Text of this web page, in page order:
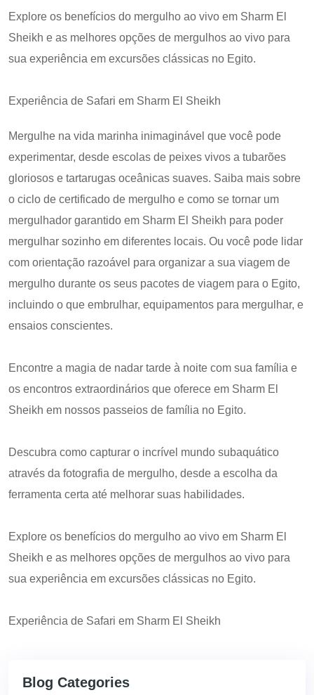
Explore os benefícios do mergulho ao vivo em Sharm El
Sheikh e as melhores opções de mergulhos ao vivo para
sua experiência em excursões clássicas no Egito.
Experiência de Safari em Sharm El Sheikh
Mergulhe na vida marinha inimaginável que você pode
experimentar, desde escolas de peixes vivos a tubarões
gloriosos e tartarugas oceânicas suaves. Saiba mais sobre
o ciclo de certificado de mergulho e como se tornar um
mergulhador garantido em Sharm El Sheikh para poder
mergulhar sozinho em diferentes locais. Ou você pode lidar
com orientação razoável para organizar a sua viagem de
mergulho durante os seus pacotes de viagem para o Egito,
incluindo o que embrulhar, equipamentos para mergulhar, e
ensaios conscientes.
Encontre a magia de nadar tarde à noite com sua família e
os encontros extraordinários que oferece em Sharm El
Sheikh em nossos passeios de família no Egito.
Descubra como capturar o incrível mundo subaquático
através da fotografia de mergulho, desde a escolha da
ferramenta certa até melhorar suas habilidades.
Explore os benefícios do mergulho ao vivo em Sharm El
Sheikh e as melhores opções de mergulhos ao vivo para
sua experiência em excursões clássicas no Egito.
Experiência de Safari em Sharm El Sheikh
Blog Categories